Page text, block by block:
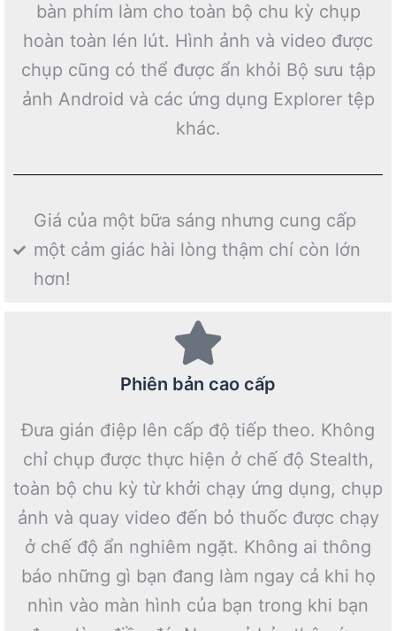
bàn phím làm cho toàn bộ chu kỳ chụp
hoàn toàn lén lút. Hình ảnh và video được
chụp cũng có thể được ẩn khỏi Bộ sưu tập
ảnh Android và các ứng dụng Explorer tệp
khác.
Giá của một bữa sáng nhưng cung cấp
một cảm giác hài lòng thậm chí còn lớn
hơn!
Phiên bản cao cấp
Đưa gián điệp lên cấp độ tiếp theo. Không
chỉ chụp được thực hiện ở chế độ Stealth,
toàn bộ chu kỳ từ khởi chạy ứng dụng, chụp
ảnh và quay video đến bỏ thuốc được chạy
ở chế độ ẩn nghiêm ngặt. Không ai thông
báo những gì bạn đang làm ngay cả khi họ
nhìn vào màn hình của bạn trong khi bạn